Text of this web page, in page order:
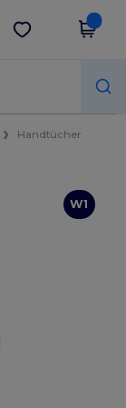
App holen
Handtücher
W1